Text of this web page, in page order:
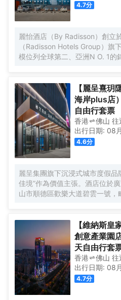
4.7分
麗怡酒店（By Radisson）創立
（Radisson Hotels Group）旗
模位列全球第二、亞洲N O. 1的
業廣場（佛山市禪城區人民西
場中心，緊靠廣東省婦幼保健
新天地、距離祖廟步行街、東方
店距離廣佛線祖廟地鐵站步行約
鐵站車程約30分鐘可到達。 酒
及行政套房，在行政套房中通過
用，設計了麗怡品牌獨有的X-
人羣塑造多功能的便捷體驗，
間均為落地窗，客人提供不同
有1000㎡獨立停車場、為住客
全功能會議室和24小時健身房
滿足您的休閒和商務需求。
【麗呈熹玥
海岸plus店
自由行套票
香港 佛山 往
出行日期: 08
4.6分
麗呈集團旗下沉浸式城市度假品
佳境”作為價值主張。酒店位於
山市順德區歡樂大道碧雲一號
順峯山公園等著名景點。信步
海岸站，距廣州南站30分鐘車
程，交通便利，商賈繁華，休閒
旅行休閒憩息的品牌酒店。 酒店擁有頗具人文藝術的空間立
體大堂和裝飾風格各異的奢裝客
域的裝飾風情，房間均配備超大
床上用品、呵護您每一寸肌膚的
品、智慧客控系統以及百兆無
【維納斯皇
創意產業園
天自由行套
香港 佛山 往
出行日期: 08
4.7分